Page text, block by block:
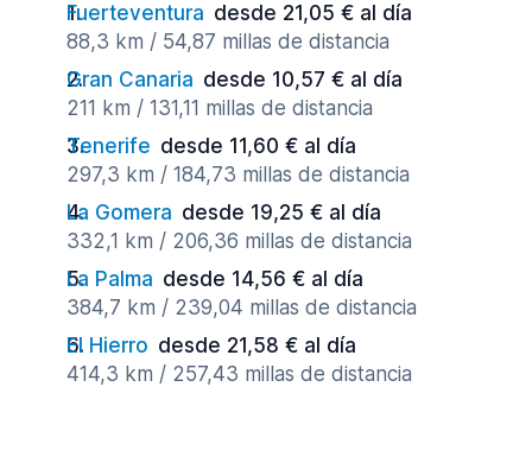
Fuerteventura desde 21,05 € al día
88,3 km / 54,87 millas de distancia
Gran Canaria desde 10,57 € al día
211 km / 131,11 millas de distancia
Tenerife desde 11,60 € al día
297,3 km / 184,73 millas de distancia
La Gomera desde 19,25 € al día
332,1 km / 206,36 millas de distancia
La Palma desde 14,56 € al día
384,7 km / 239,04 millas de distancia
El Hierro desde 21,58 € al día
414,3 km / 257,43 millas de distancia